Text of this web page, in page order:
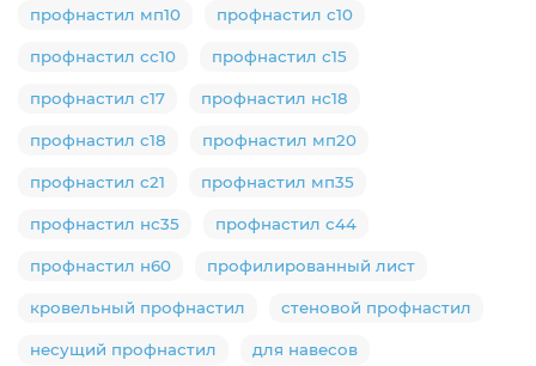
профнастил мп10 профнастил с10
профнастил сс10 профнастил с15
профнастил с17 профнастил нс18
профнастил с18 профнастил мп20
профнастил с21 профнастил мп35
профнастил нс35 профнастил с44
профнастил н60 профилированный лист
кровельный профнастил стеновой профнастил
несущий профнастил для навесов